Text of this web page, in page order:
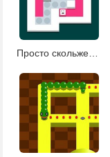
Просто скольжение ремастеринг